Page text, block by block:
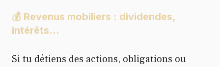
💰 Revenus mobiliers : dividendes,
intérêts…
Si tu détiens des actions, obligations ou